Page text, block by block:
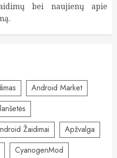
bei naujienų apie
Android Market
Žaidimai
Apžvalga
CyanogenMod